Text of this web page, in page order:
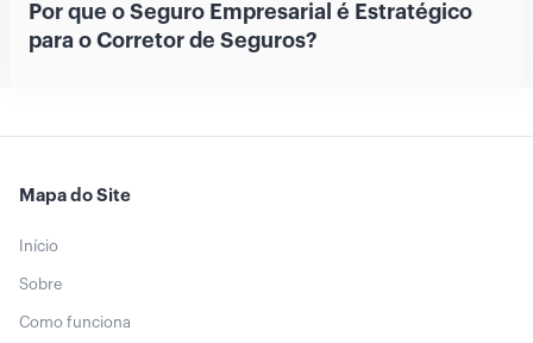
Por que o Seguro Empresarial é Estratégico
para o Corretor de Seguros?
Mapa do Site
Início
Sobre
Como funciona